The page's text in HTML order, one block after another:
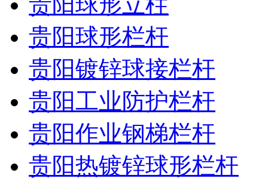
贵阳球形栏杆
贵阳镀锌球接栏杆
贵阳工业防护栏杆
贵阳作业钢梯栏杆
贵阳热镀锌球形栏杆